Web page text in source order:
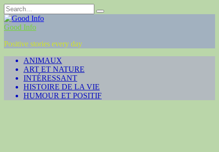
Skip
to
content
Search
for:
Good Info
Positive stories every day
ANIMAUX
ART ET NATURE
INTÉRESSANT
HISTOIRE DE LA VIE
HUMOUR ET POSITIF